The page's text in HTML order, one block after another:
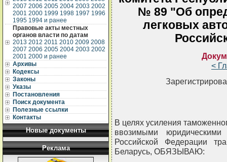
2007 2006 2005 2004 2003 2002
2001 2000 1999 1998 1997 1996
1995 1994 и ранее
Правовые акты местных
органов власти по датам
2013 2012 2011 2010 2009 2008
2007 2006 2005 2004 2003 2002
2001 2000 и ранее
Архивы
Кодексы
Законы
Указы
Постановления
Поиск документа
Полезные ссылки
Контакты
Новые документы
Реклама
№ 89 "Об
легковых
<
В целях усиления
ввозимыми
Российской Федерации
Беларусь, ОБЯЗЫВАЮ: